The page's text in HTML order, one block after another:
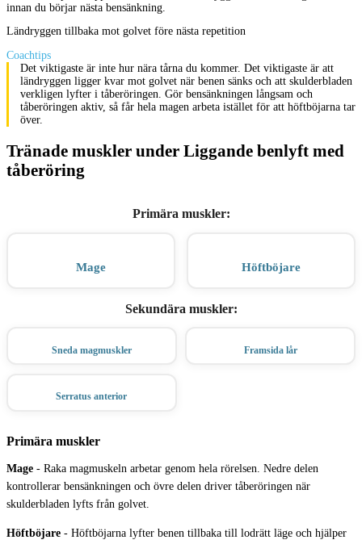
innan du börjar nästa bensänkning.
Ländryggen tillbaka mot golvet före nästa repetition
Coachtips
Det viktigaste är inte hur nära tårna du kommer. Det viktigaste är att
ländryggen ligger kvar mot golvet när benen sänks och att skulderbladen
verkligen lyfter i tåberöringen. Gör bensänkningen långsam och
tåberöringen aktiv, så får hela magen arbeta istället för att höftböjarna tar
över.
Tränade muskler under Liggande benlyft med
tåberöring
Primära muskler:
Mage Höftböjare
Sekundära muskler:
Sneda magmuskler Framsida lår
Serratus anterior
Primära muskler
Mage - Raka magmuskeln arbetar genom hela rörelsen. Nedre delen
kontrollerar bensänkningen och övre delen driver tåberöringen när
skulderbladen lyfts från golvet.
Höftböjare - Höftböjarna lyfter benen tillbaka till lodrätt läge och hjälper